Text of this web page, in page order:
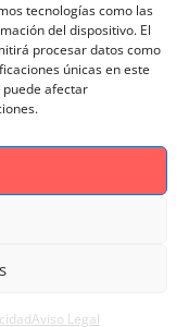
tecnologías como las
del dispositivo. El
procesar datos como
únicas en este
afectar
Aviso Legal
Magnific